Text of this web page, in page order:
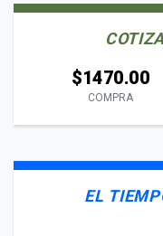
$1470.00
COMPRA
EL